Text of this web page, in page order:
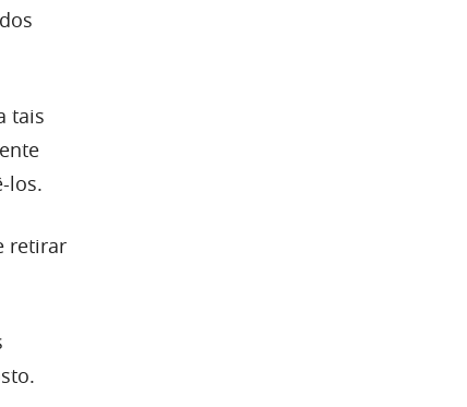
tais
los.
retirar